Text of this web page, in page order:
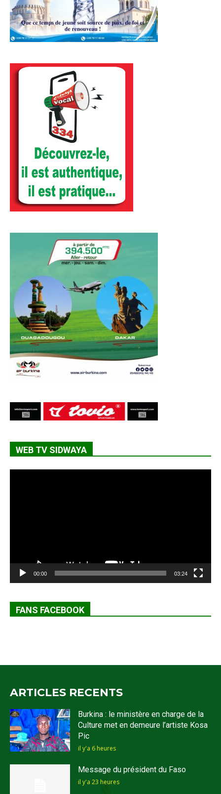
WEB TV SIDWAYA
00:00 03:24
FANS FACEBOOK
ARTICLES RECENTS
Burkina : le ministère en charge de la
Culture met en demeure l’artiste Kosa
Pic
il y'a 6 heures
Message du président du Faso
il y'a 23 heures